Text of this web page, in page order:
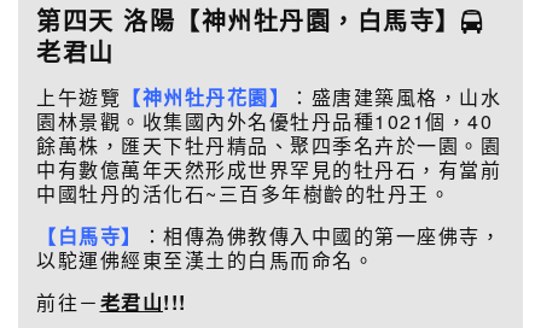
第四天 洛陽 【神州牡丹園，白馬寺】
老君山
上午遊覽 【神州牡丹花園】
：盛唐建築風格，山水
園林景觀。收集國內外名優牡丹品種1021個，40
餘萬株，匯天下牡丹精品、聚四季名卉於一園。園
中有數億萬年天然形成世界罕見的牡丹石，有當前
中國牡丹的活化石~三百多年樹齡的牡丹王。
【白馬寺】
：相傳為佛教傳入中國的第一座佛寺，
以駝運佛經東至漢土的白馬而命名。
前往－老君山!!!